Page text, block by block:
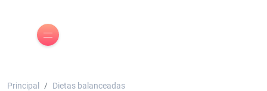
Principal Dietas balanceadas